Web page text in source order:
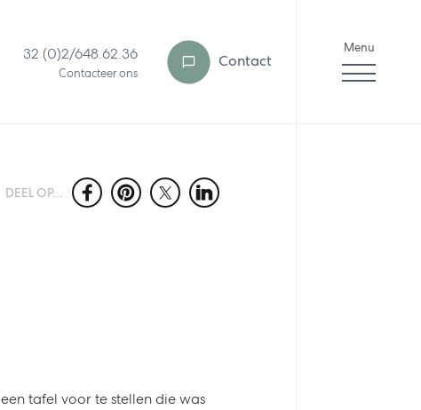
32 (0)2/648.62.36
Contacteer ons
Contact
Menu
DEEL OP...
tafel voor te stellen die was